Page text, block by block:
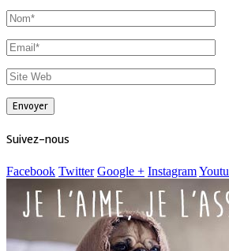
Suivez-nous
Facebook Twitter Google + Instagram